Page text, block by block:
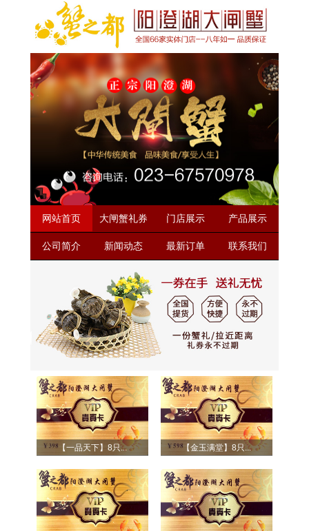
网站首页 大闸蟹礼券 门店展示 产品展示
公司简介 新闻动态 最新订单 联系我们
【一品天下】8只... 【金玉满堂】8只...